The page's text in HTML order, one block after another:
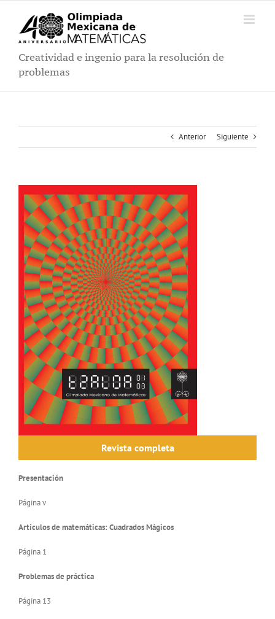
contenido
Creatividad e ingenio para la resolución de
problemas
Anterior Siguiente
Revista completa
Presentación
Página v
Artículos de matemáticas: Cuadrados Mágicos
Página 1
Problemas de práctica
Página 13